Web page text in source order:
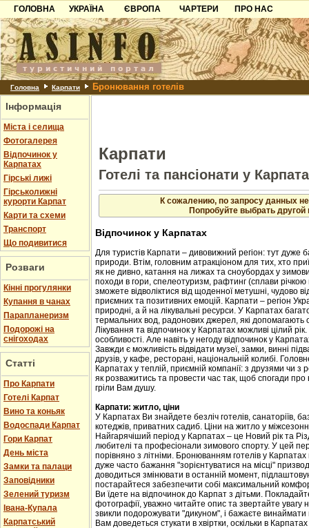
ГОЛОВНА
УКРАЇНА
Карпати
Азов
Причорноморря
Шацьк
ЄВРОПА
Чорногорія
Хорватія
Болгарія
Албанія
ЧАРТЕРИ
ПРО НАС
Контакти
Партнерам
Додати готель
Головна Карпати Бронювання готелів
Інформація
Міста і селища
Фотогалерея
Відпочинок у
Карпатах
Гірські лижі
Гірськолижні
курорти Карпат
Карти та схеми
Транспорт
Що подивитися
Розваги
Кінні прогулянки
Купання в чанах
Парапланеризм
Подорожі на
снігоходах
Статті
Про Карпати
Готелі Карпат
Вино та коньяк
Водоспади Карпат
Гори Карпат
День міста
Замки та палаци
Заповідники
Зелений туризм
Івана-Купала
Карпатський
Карпати
Готелі та пансіонати у
К сожалению, по запросу данных
Попробуйте выбрать другой
Відпочинок у Карпатах
Для туристів Карпати – дивовижний регіон: тут дуже
природи. Втім, головним атракціоном для тих, хто
як не дивно, катання на лижах та сноубордах у
походи в гори, спелеотуризм, рафтинг (сплави
зможете відволіктися від щоденної метушні, чудово
приємних та позитивних емоцій. Карпати – регіон
природні, а й на лікувальні ресурси. У Карпатах
термальних вод, радонових джерел, які допомагають
Лікування та відпочинок у Карпатах можливі цілий
особливості. Але навіть у негоду відпочинок у
Завжди є можливість відвідати музеї, замки, винні
друзів, у кафе, ресторані, національній колибі.
Карпатах у теплій, приємній компанії: з друзями чи
як розважитись та провести час так, щоб спогади
гріли Вам душу.
Карпати: житло, ціни
У Карпатах Ви знайдете безліч готелів, санаторіїв,
котеджів, приватних садиб. Ціни на житло у
Найгарячіший період у Карпатах – це Новий рік та
любителі та професіонали зимового спорту. У цей
порівняно з літніми. Бронюванням готелів у
дуже часто бажання "зорієнтуватися на місці"
доводиться змінювати в останній момент,
постарайтеся забезпечити собі максимальний
Ви їдете на відпочинок до Карпат з дітьми.
фотографії, уважно читайте опис та звертайте увагу
звикли подорожувати "дикуном", і бажаєте винаймати
Вам доведеться стукати в хвіртки, оскільки в